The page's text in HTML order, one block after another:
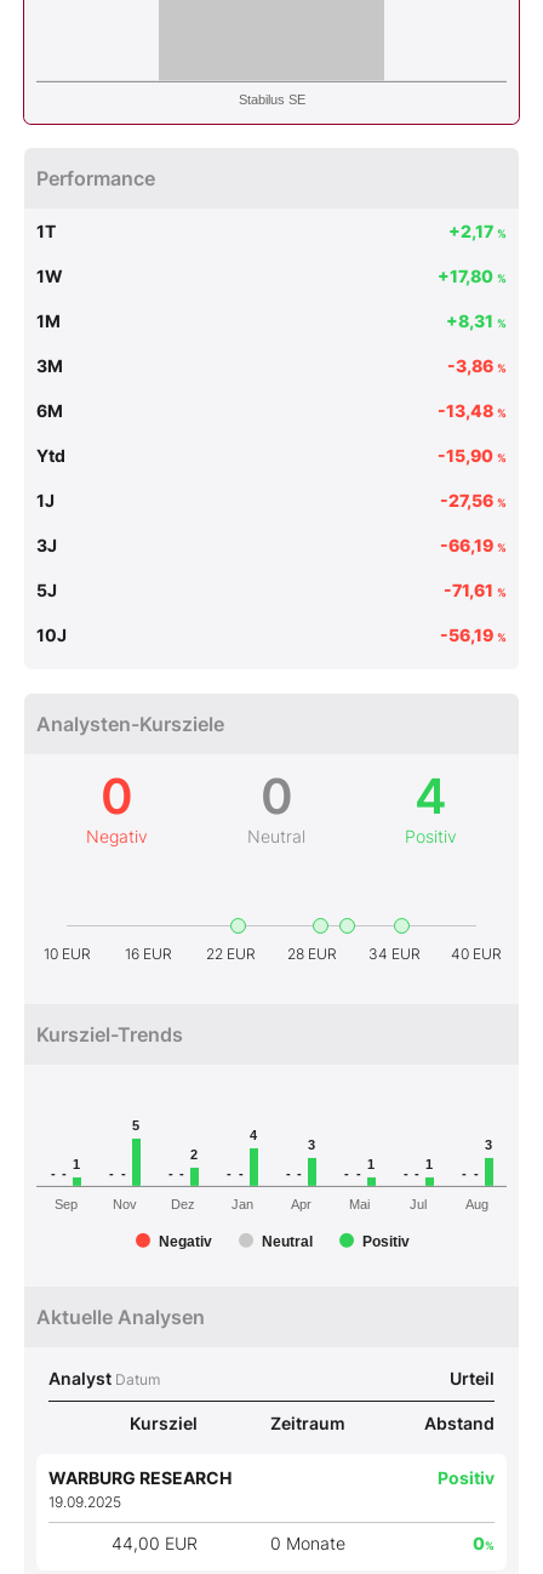
Stabilus SE
Performance
1T +2,17 %
1W +17,80 %
1M +8,31 %
3M -3,86 %
6M -13,48 %
Ytd -15,90 %
1J -27,56 %
3J -66,19 %
5J -71,61 %
10J -56,19 %
Analysten-Kursziele
0
Negativ
0
Neutral
4
Positiv
10 EUR 16 EUR 22 EUR 28 EUR 34 EUR 40 EUR
Kursziel-Trends
- - - - - - - -
- - - - - - - -
1
5
2
4
3
1
1
3
Negativ Neutral Positiv
Sep Nov Dez Jan Apr Mai Jul Aug
Aktuelle Analysen
Analyst Datum Urteil
Kursziel Zeitraum Abstand
WARBURG RESEARCH
19.09.2025
Positiv
44,00 EUR 0 Monate 0%